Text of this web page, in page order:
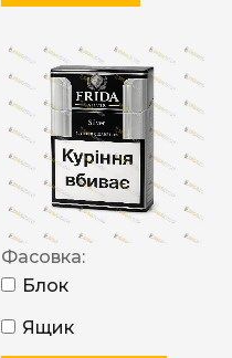
Фасовка:
Блок
Ящик